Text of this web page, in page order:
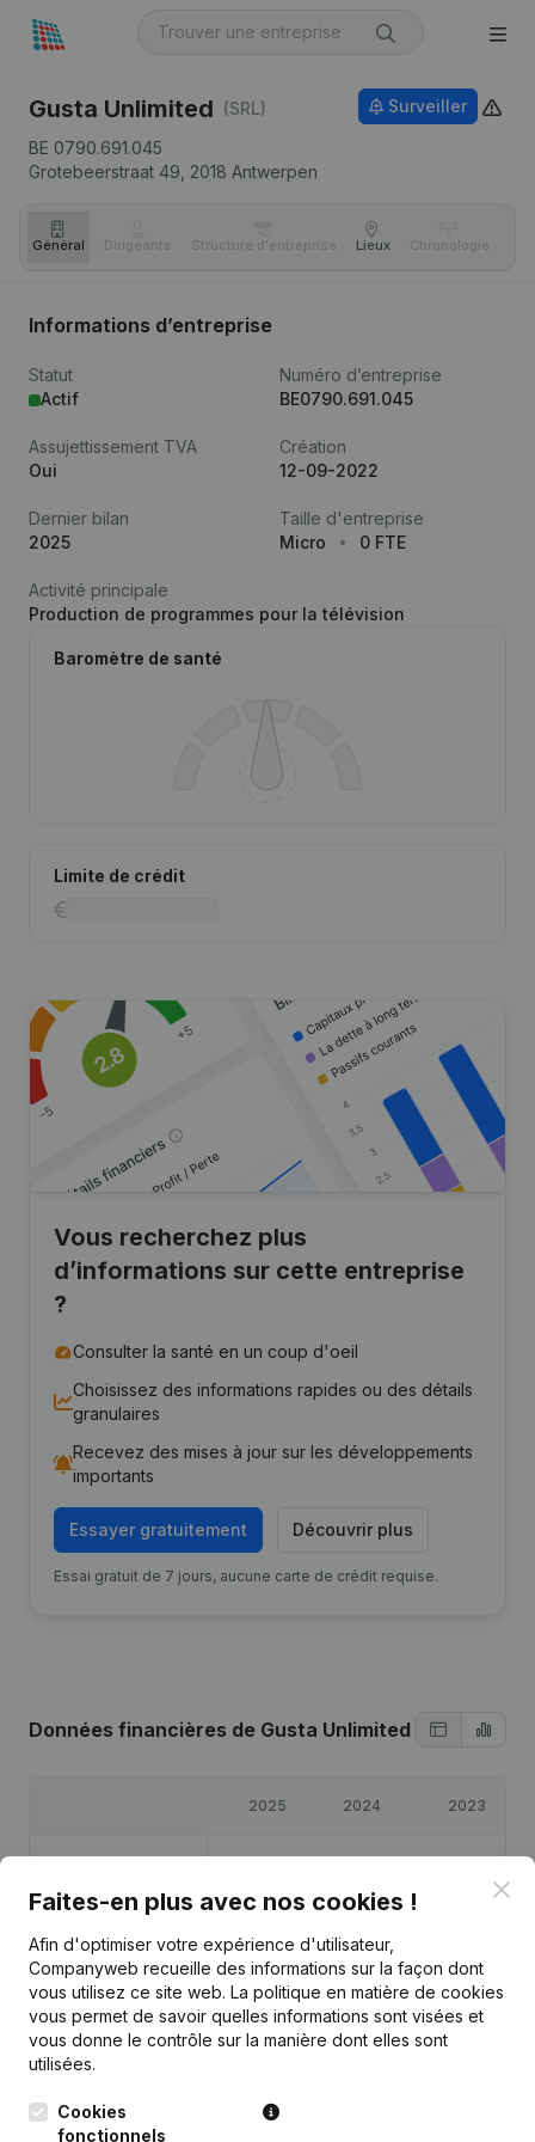
Gusta Unlimited (SRL)
BE 0790.691.045
Grotebeerstraat 49, 2018 Antwerpen
Surveiller
Général Dirigeants Structure d'entreprise Lieux Chronologie
Informations d’entreprise
Statut
Actif
Numéro d’entreprise
BE0790.691.045
Assujettissement TVA
Oui
Création
12-09-2022
Dernier bilan
2025
Taille d'entreprise
Micro
0 FTE
Activité principale
Production de programmes pour la télévision
Baromètre de santé
Limite de crédit
Vous recherchez plus
d’informations sur cette entreprise
?
Consulter la santé en un coup d'oeil
Choisissez des informations rapides ou des détails
granulaires
Recevez des mises à jour sur les développements
importants
Essayer gratuitement Découvrir plus
Essai gratuit de 7 jours, aucune carte de crédit requise.
Données financières de Gusta Unlimited
2025 2024 2023
Marge brute 1 251 5 878 € 48 697
Publications de Gusta Unlimited
Faites-en plus avec nos cookies !
Afin d'optimiser votre expérience d'utilisateur,
Companyweb recueille des informations sur la façon dont
vous utilisez ce site web. La politique en matière de cookies
vous permet de savoir quelles informations sont visées et
vous donne le contrôle sur la manière dont elles sont
utilisées.
Cookies
fonctionnels